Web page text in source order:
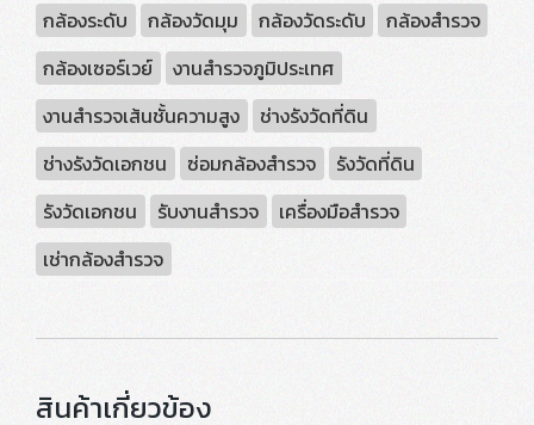
กล้องระดับ กล้องวัดมุม กล้องวัดระดับ
กล้องสำรวจ
กล้องเซอร์เวย์
งานสำรวจภูมิประเทศ
งานสำรวจเส้นชั้นความสูง
ช่างรังวัดที่ดิน
ช่างรังวัดเอกชน
ซ่อมกล้องสำรวจ
รังวัดที่ดิน
รังวัดเอกชน
รับงานสำรวจ
เครื่องมือสำรวจ
เช่ากล้องสำรวจ
สินค้าเกี่ยวข้อง